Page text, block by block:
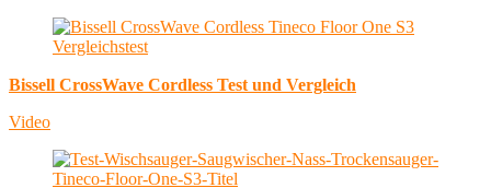
Bissell CrossWave Cordless Test und Vergleich
Video